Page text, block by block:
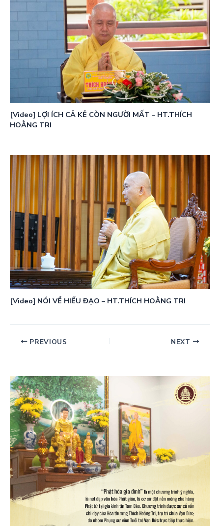
[Video] LỢI ÍCH CẢ KẺ CÒN NGƯỜI MẤT – HT.THÍCH
HOẰNG TRI
[Video] NÓI VỀ HIẾU ĐẠO – HT.THÍCH HOẰNG TRI
PREVIOUS NEXT